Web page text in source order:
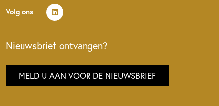
Volg ons
Nieuwsbrief ontvangen?
MELD U AAN VOOR DE NIEUWSBRIEF